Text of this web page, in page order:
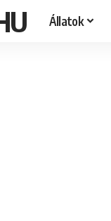
Állatok